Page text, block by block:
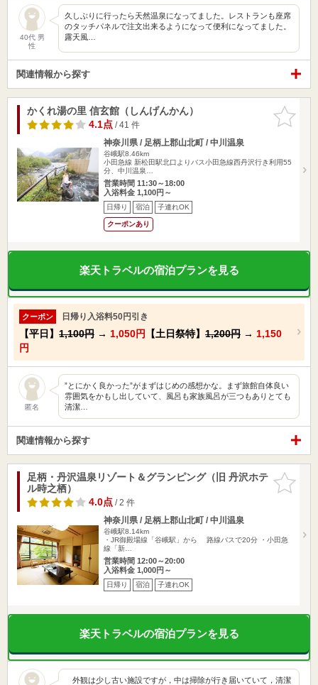
40代 男
性
久しぶりに行ったら天然温泉になってました。レストランも座席
のタッチパネルで注文出来るようになって便利になってました。
露天風…
関連情報から探す
お気に入
りに追加
かくれ湯の里 信玄館（しんげんかん）
4.1点/ 41 件
神奈川県 / 足柄上郡山北町 / 中川温泉
谷峨駅8.46km
小田急線 新松田駅北口よりバス小田急線西丹沢行き利用55
分、中川温泉…
営業時間 11:30～18:00
入浴料金 1,100円～
日帰り 宿泊 子連れOK
クーポンあり
楽天トラベルの宿泊プランを見る
クーポン 日帰り入浴料50円引き
【平日】 1,100円 → 1,050円 【土日祭特】 1,200円 → 1,150
円
匿名
”とにかく良かった”がまずはじめの感想かな。まず旅館自体良い
雰囲気をかもし出していて、風呂も家族風呂が三つもありとても
清潔…
関連情報から探す
お気に入
りに追加
足柄・丹沢温泉リゾート＆グランピング（旧 丹沢ホテ
ル時之栖）
4.0点/ 2 件
神奈川県 / 足柄上郡山北町 / 中川温泉
谷峨駅8.14km
・JR御殿場線「谷峨駅」から 路線バスで20分 ・小田急
線「新…
営業時間 12:00～20:00
入浴料金 1,000円～
日帰り 宿泊 子連れOK
楽天トラベルの宿泊プランを見る
外観は少し古い施設ですが，中は掃除が行き届いていて，清潔